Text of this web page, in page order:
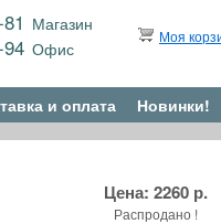
Магазин
94Офис
Моя
и оплата Новинки!
Цена: 2260 р.
Распродано !